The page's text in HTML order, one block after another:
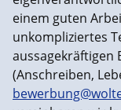
einem guten
unkompliziertes
aussagekräftigen
(Anschreiben,